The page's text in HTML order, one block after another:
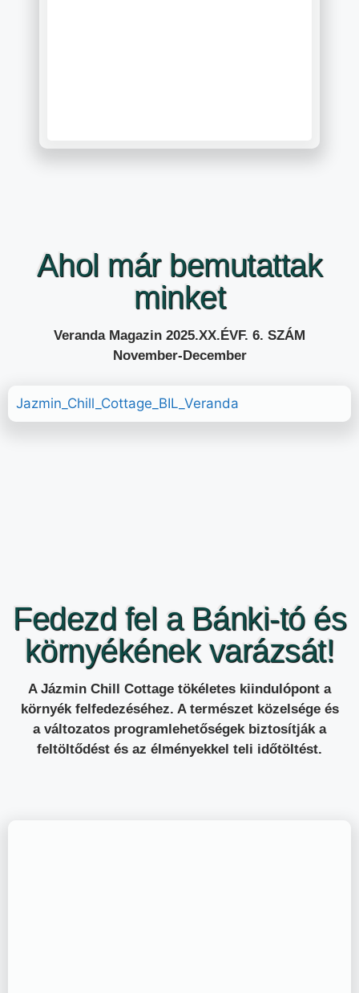
Ahol már bemutattak
minket
Veranda Magazin 2025.XX.ÉVF. 6. SZÁM
November-December
Jazmin_Chill_Cottage_BIL_Veranda
Fedezd fel a Bánki-tó és
környékének varázsát!
A Jázmin Chill Cottage tökéletes kiindulópont a
környék felfedezéséhez. A természet közelsége és
a változatos programlehetőségek biztosítják a
feltöltődést és az élményekkel teli időtöltést.